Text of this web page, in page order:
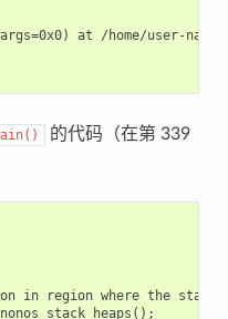
at /home/user-
的代码（在第 339
region where the